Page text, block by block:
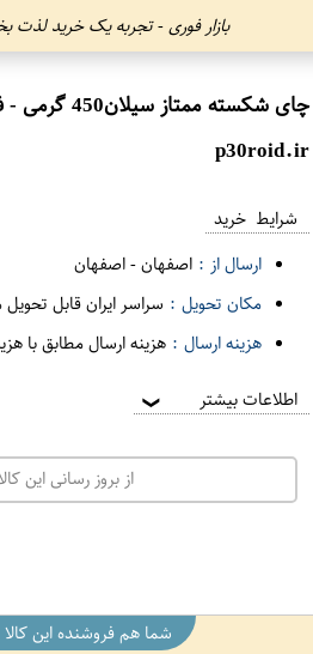
بازار فوری - تجربه یک خرید
چای شکسته ممتاز سیلان450 گرمی - فلزی برند کاپیتان
p30roid.ir
شرایط خرید
ارسال از : اصفهان-اصفهان
مکان تحویل : سراسر ایران قابل
هزینه ارسال : هزینه ارسال مطابق با
اطلاعات بیشتر ❯
از بروز رسانی این
شما هم فروشنده این